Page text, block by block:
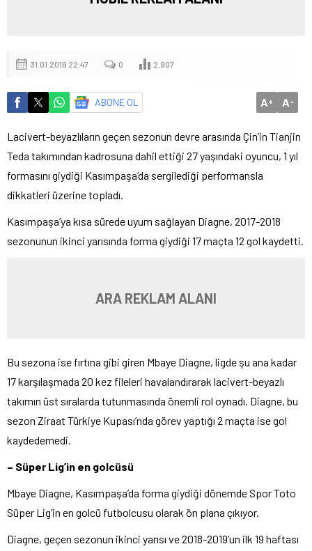
31.01.2019 22:47 0 2.907
ABONE OL A+ A-
Lacivert-beyazlıların geçen sezonun devre arasında Çin’in Tianjin
Teda takımından kadrosuna dahil ettiği 27 yaşındaki oyuncu, 1 yıl
formasını giydiği Kasımpaşa’da sergilediği performansla
dikkatleri üzerine topladı.
Kasımpaşa’ya kısa sürede uyum sağlayan Diagne, 2017-2018
sezonunun ikinci yarısında forma giydiği 17 maçta 12 gol kaydetti.
ARA REKLAM ALANI
Bu sezona ise fırtına gibi giren Mbaye Diagne, ligde şu ana kadar
17 karşılaşmada 20 kez fileleri havalandırarak lacivert-beyazlı
takımın üst sıralarda tutunmasında önemli rol oynadı. Diagne, bu
sezon Ziraat Türkiye Kupası’nda görev yaptığı 2 maçta ise gol
kaydedemedi.
– Süper Lig’in en golcüsü
Mbaye Diagne, Kasımpaşa’da forma giydiği dönemde Spor Toto
Süper Lig’in en golcü futbolcusu olarak ön plana çıkıyor.
Diagne, geçen sezonun ikinci yarısı ve 2018-2019’un ilk 19 haftası